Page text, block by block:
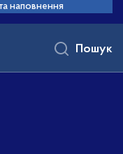
наповнення
Пошук